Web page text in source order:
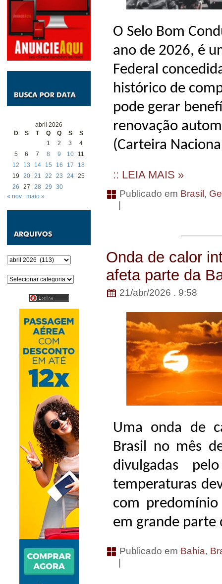
abril 2026
D
S T Q Q S
S
1
2 3
4
5
6 7 8 9 10
11
12
13 14 15 16 17
18
19
20 21 22 23 24 25
26
27 28 29
30
« nov
maio »
Arquivos
Categorias
O Selo Bom
ano de 2026, é
Federal
histórico de
pode gerar
renovação
(Carteira
:: LEIA MAIS »
Publicado em Brasil ,
Onda de calor
afeta parte da
21/abr/2026 . 9:58
Uma onda de
Brasil no mês
divulgadas
temperaturas
com
em grande parte
Publicado em Bahia,
|